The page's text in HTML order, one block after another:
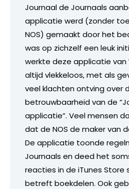
Journaal de Journaals
applicatie werd (zonder
NOS) gemaakt door het
was op zichzelf een leuk
werkte deze applicatie
altijd vlekkeloos, met als
veel klachten ontving over
betrouwbaarheid van de
applicatie”. Veel mensen
dat de NOS de maker van
De applicatie toonde
Journaals en deed het
reacties in de iTunes Store
betreft boekdelen. Ook